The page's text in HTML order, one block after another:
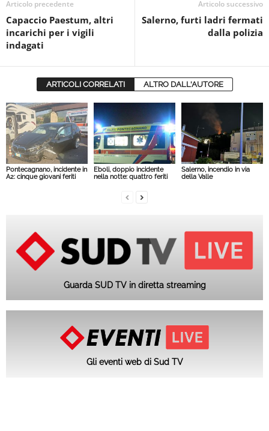
Articolo precedente
Capaccio Paestum, altri
incarichi per i vigili
indagati
Articolo successivo
Salerno, furti ladri fermati
dalla polizia
ARTICOLI CORRELATI ALTRO DALL'AUTORE
Pontecagnano, incidente in
A2: cinque giovani feriti
Eboli, doppio incidente
nella notte: quattro feriti
Salerno, incendio in via
della Valle
Guarda SUD TV in diretta streaming
Gli eventi web di Sud TV